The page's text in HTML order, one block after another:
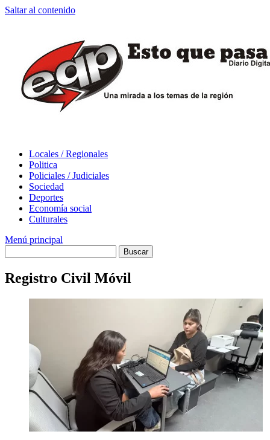
Saltar al contenido
Locales / Regionales
Politica
Policiales / Judiciales
Sociedad
Deportes
Economía social
Culturales
Menú principal
Registro Civil Móvil